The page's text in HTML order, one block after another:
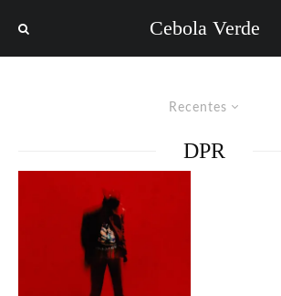
Cebola Verde
Recentes
DPR